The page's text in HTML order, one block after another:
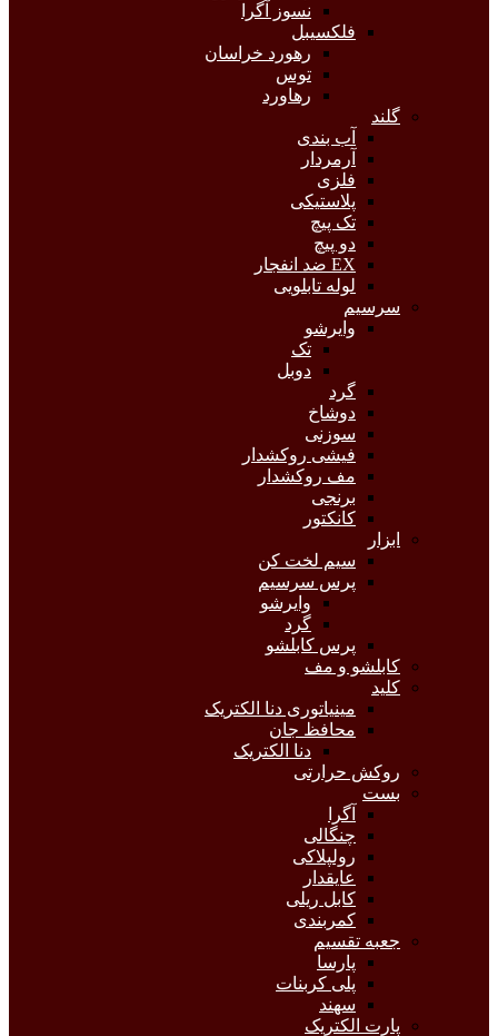
نسوز آگرا
فلکسیبل
رهورد خراسان
توس
رهاورد
گلند
آب بندی
آرمردار
فلزی
پلاستیکی
تک پیچ
دو پیچ
EX ضد انفجار
لوله تابلویی
سرسیم
وایرشو
تک
دوبل
گرد
دوشاخ
سوزنی
فیشی روکشدار
مف روکشدار
برنجی
کانکتور
ابزار
سیم لخت کن
پرس سرسیم
وایرشو
گرد
پرس کابلشو
کابلشو و مف
کلید
مینیاتوری دنا الکتریک
محافظ جان
دنا الکتریک
روکش حرارتی
بست
آگرا
چنگالی
رولپلاکی
عایقدار
کابل ریلی
کمربندی
جعبه تقسیم
پارسا
پلی کربنات
سهند
پارت الکتریک